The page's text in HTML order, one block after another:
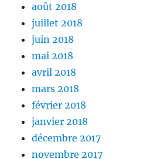
août 2018
juillet 2018
juin 2018
mai 2018
avril 2018
mars 2018
février 2018
janvier 2018
décembre 2017
novembre 2017